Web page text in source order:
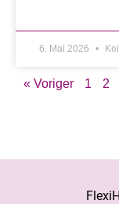
6. Mai 2026
« Voriger 1 2